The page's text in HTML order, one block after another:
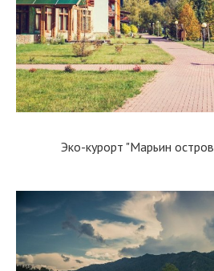
Эко-курорт "Марьин